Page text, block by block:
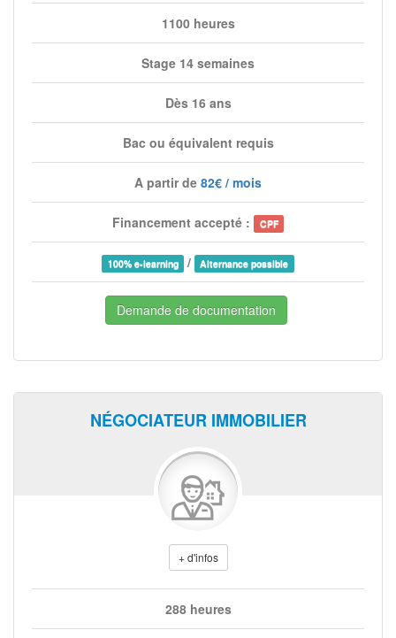
1100 heures
Stage 14 semaines
Dès 16 ans
Bac ou équivalent requis
A partir de 82€ / mois
Financement accepté : CPF
100% e-learning / Alternance possible
Demande de documentation
NÉGOCIATEUR IMMOBILIER
+ d'infos
288 heures